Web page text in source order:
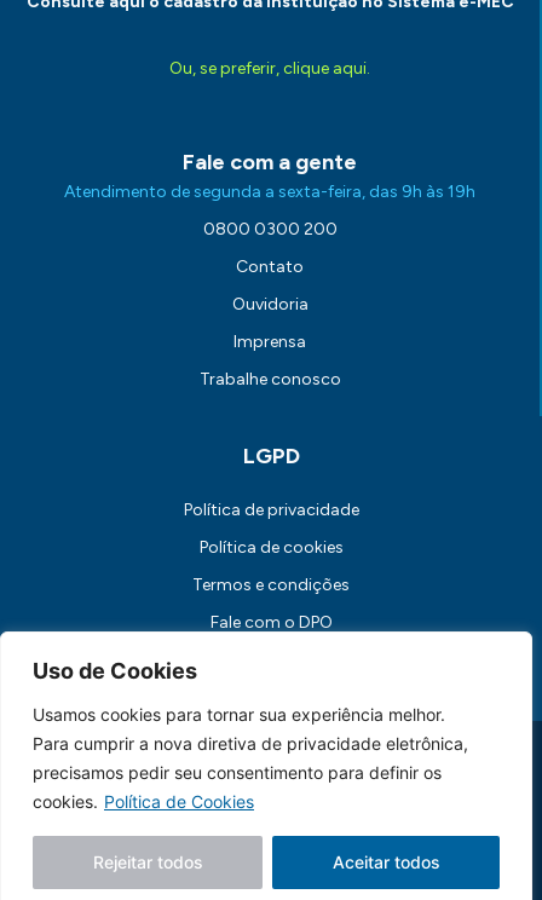
Uso de Cookies
Usamos cookies para tornar sua experiência melhor.
Para cumprir a nova diretiva de privacidade eletrônica,
precisamos pedir seu consentimento para definir os
cookies. Política de Cookies
Rejeitar todos Aceitar todos
Ou, se preferir, clique aqui.
Fale com a gente
Atendimento de segunda a sexta-feira, das 9h às 19h
0800 0300 200
Contato
Ouvidoria
Imprensa
Trabalhe conosco
LGPD
Política de privacidade
Política de cookies
Termos e condições
Fale com o DPO
Canal de Comunicação com os Titulares dos Dados
Universidade FUMEC: Rua Cobre, 200 Bairro Cruzeiro CEP: 30.310-
190 Belo Horizonte / MG
CNPJ: 17.253.253/0001-70
Feito essencialmente porLebbe.
Siga nossas redes sociais